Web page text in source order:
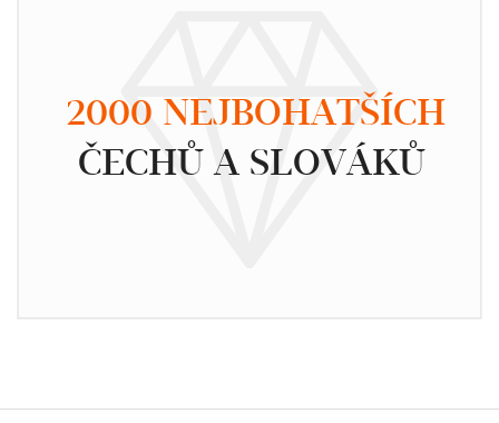
2000 NEJBOHATŠÍCH
ČECHŮ A SLOVÁKŮ